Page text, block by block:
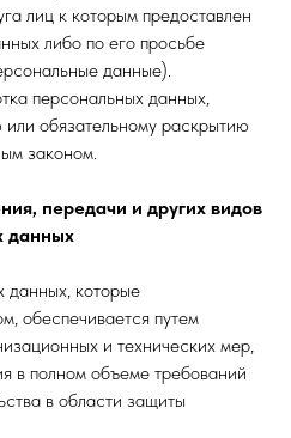
лиц к которым предоставлен
либо по его просьбе
данные).
персональных данных,
обязательному раскрытию
законом.
передачи и других видов
данных
данных, которые
обеспечивается путем
и технических мер,
в полном объеме требований
в области защиты